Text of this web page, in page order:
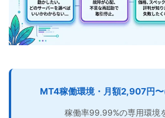
MT4稼働環境・月額2,907円
稼働率99.99%の専用環境